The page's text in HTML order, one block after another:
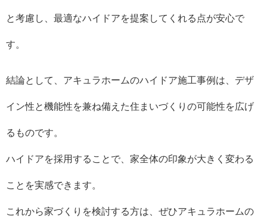
と考慮し、最適なハイドアを提案してくれる点が安心で
す。
結論として、アキュラホームのハイドア施工事例は、デザ
イン性と機能性を兼ね備えた住まいづくりの可能性を広げ
るものです。
ハイドアを採用することで、家全体の印象が大きく変わる
ことを実感できます。
これから家づくりを検討する方は、ぜひアキュラホームの